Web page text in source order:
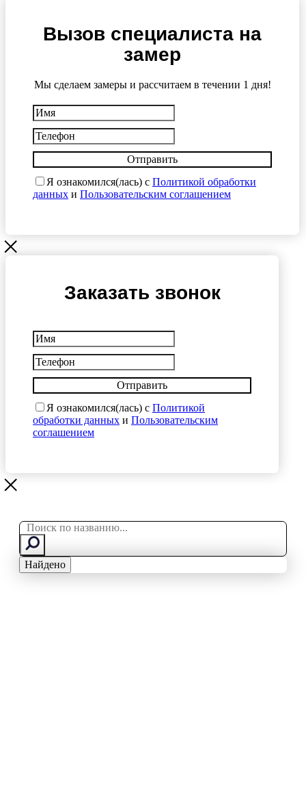
Вызов специалиста на
замер
Мы сделаем замеры и рассчитаем в течении 1 дня!
Отправить
Я ознакомился(лась) с Политикой обработки
данных и Пользовательским соглашением
Заказать звонок
Отправить
Я ознакомился(лась) с Политикой
обработки данных и Пользовательским
соглашением
Search
Найдено